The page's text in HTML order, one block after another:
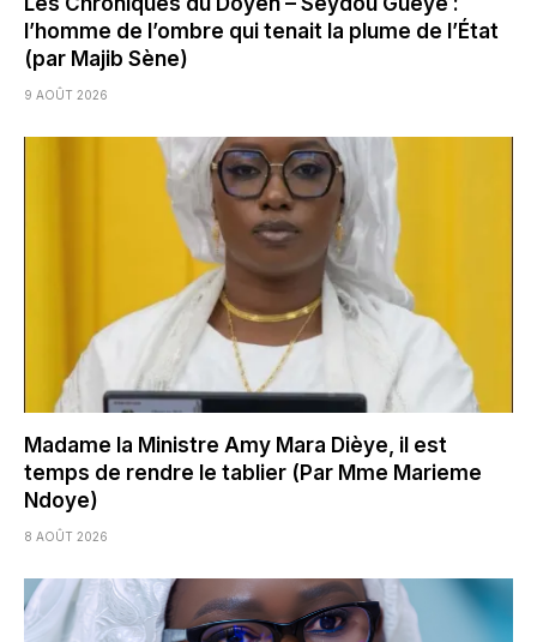
l’homme de l’ombre qui tenait la plume de l’État
(par Majib Sène)
9 AOÛT 2026
Madame la Ministre Amy Mara Dièye, il est
temps de rendre le tablier (Par Mme Marieme
Ndoye)
8 AOÛT 2026